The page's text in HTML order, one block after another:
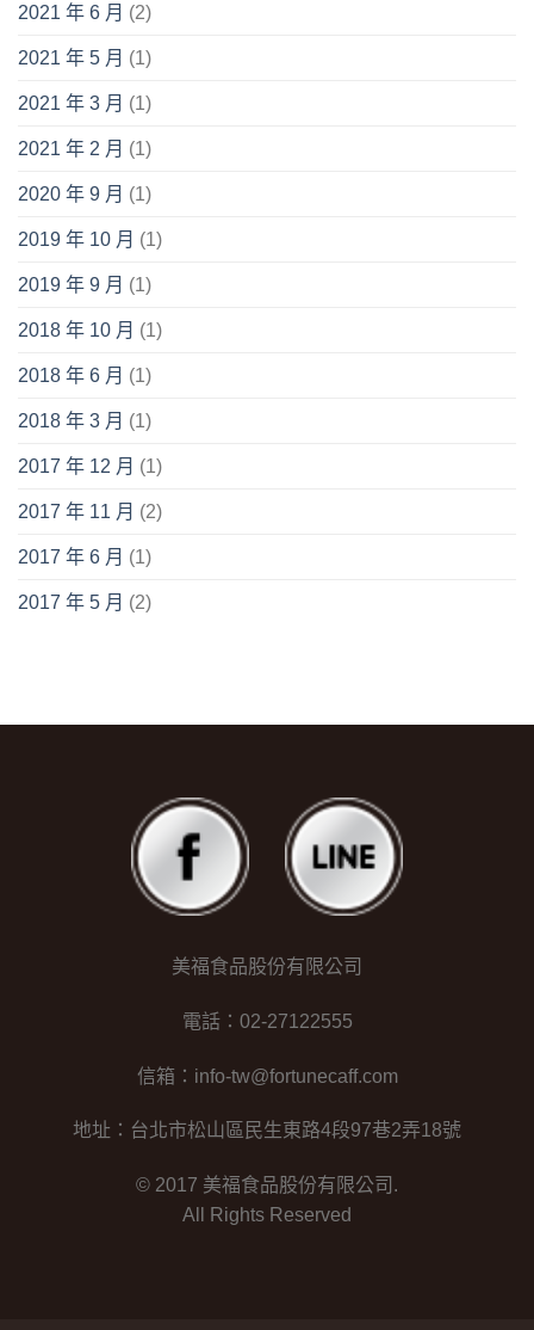
2021 年 6 月 (2)
2021 年 5 月 (1)
2021 年 3 月 (1)
2021 年 2 月 (1)
2020 年 9 月 (1)
2019 年 10 月 (1)
2019 年 9 月 (1)
2018 年 10 月 (1)
2018 年 6 月 (1)
2018 年 3 月 (1)
2017 年 12 月 (1)
2017 年 11 月 (2)
2017 年 6 月 (1)
2017 年 5 月 (2)
美福食品股份有限公司
電話：02-27122555
信箱：info-tw@fortunecaff.com
地址：台北市松山區民生東路4段97巷2弄18號
© 2017 美福食品股份有限公司.
All Rights Reserved